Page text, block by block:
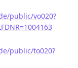
public/vo020?
public/to020?